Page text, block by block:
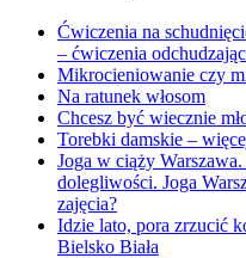
Ćwiczenia na
– ćwiczenia
Mikrocieniowanie czy
Na ratunek włosom
Chcesz być wiecznie
Torebki damskie –
Joga w ciąży
dolegliwości. Joga
zajęcia?
Idzie lato, pora zrzucić
Bielsko Biała